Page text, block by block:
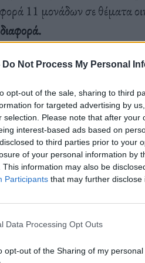
Do Not Process My Personal
opt-out of the sale, sharing to third
for targeted advertising by
selection. Please note that after
interest-based ads based on
to third parties prior to your
of your personal information by
This information may also be
Participants that may further disclose
Data Processing Opt Outs
opt-out of the Sharing of my personal
11 μονάδων σε θέματα
της διαφθοράς, Χάρις και
ο Τραμπ θεωρείτο
ότι η Χάρις αποκτά ένα
Ιουλίου, μετά την απόφαση
δεύτερη θητεία. Η